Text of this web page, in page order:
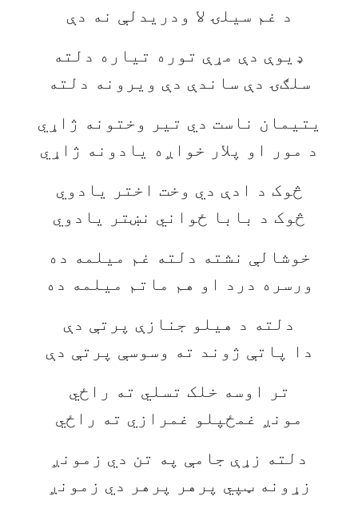
د غم سیلۍ لا ودریدلې نه دې
ډیوې دې مړې توره تیاره دلته
سلګۍ دې ساندې دې ویرونه دلته
یتیمان ناست دي تیر وختونه ژاړي
د مور او پلار خواږه یادونه ژاړي
څوک د ادې دي وخت اختر یادوي
څوک د بابا ځواني نښتر یادوي
خوشالې نشته دلته غم میلمه ده
ورسره درد او هم ماتم میلمه ده
دلته د هیلو جنازې پرتې دې
دا پاتې ژوند ته وسوسې پرتې دې
تر اوسه خلک تسلي ته راځي
مونږ غمځپلو غمرازي ته راځي
دلته زړې جامې په تن دي زمونږ
زړونه ټپي پرهر پرهر دي زمونږ